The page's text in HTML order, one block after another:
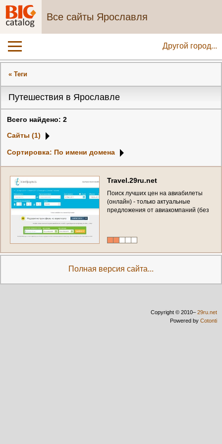
Все сайты Ярославля
Другой город...
« Теги
Путешествия в Ярославле
Всего найдено: 2
Сайты (1)
Сортировка: По имени домена
Travel.29ru.net
Поиск лучших цен на авиабилеты
(онлайн) - только актуальные
предложения от авиакомпаний (без
Полная версия сайта...
Copyright © 2010– 29ru.net
Powered by Cotonti